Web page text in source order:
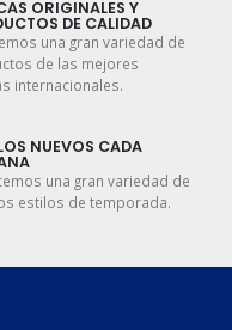
ORIGINALES Y
DE CALIDAD
una gran variedad de
de las mejores
internacionales.
NUEVOS CADA
una gran variedad de
estilos de temporada.